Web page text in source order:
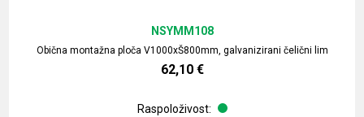
Obična montažna ploča V1000xŠ800mm, galvanizirani čelični lim
NSYMM108
62,10 €
Raspoloživost: